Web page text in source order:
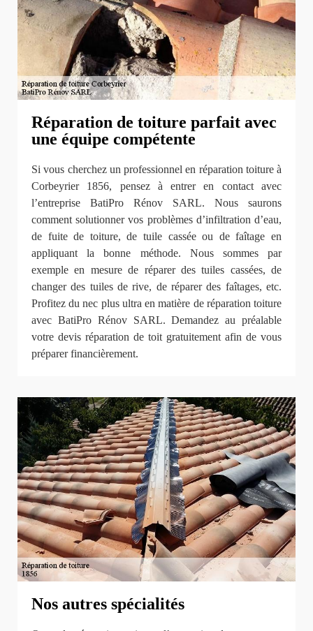
Réparation de toiture parfait avec
une équipe compétente
Si vous cherchez un professionnel en réparation toiture à
Corbeyrier 1856, pensez à entrer en contact avec
l’entreprise BatiPro Rénov SARL. Nous saurons
comment solutionner vos problèmes d’infiltration d’eau,
de fuite de toiture, de tuile cassée ou de faîtage en
appliquant la bonne méthode. Nous sommes par
exemple en mesure de réparer des tuiles cassées, de
changer des tuiles de rive, de réparer des faîtages, etc.
Profitez du nec plus ultra en matière de réparation toiture
avec BatiPro Rénov SARL. Demandez au préalable
votre devis réparation de toit gratuitement afin de vous
préparer financièrement.
Nos autres spécialités